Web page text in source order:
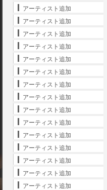
アーティスト追加
アーティスト追加
アーティスト追加
アーティスト追加
アーティスト追加
アーティスト追加
アーティスト追加
アーティスト追加
アーティスト追加
アーティスト追加
アーティスト追加
アーティスト追加
アーティスト追加
アーティスト追加
アーティスト追加